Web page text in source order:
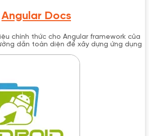
Angular Docs
chính thức cho Angular framework của
dẫn toàn diện để xây dựng ứng dụng